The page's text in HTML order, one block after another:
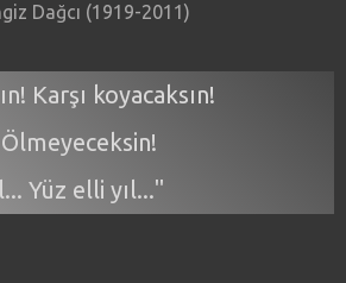
Dağcı (1919-2011)
Karşı koyacaksın!
Ölmeyeceksin!
Yüz elli yıl..."